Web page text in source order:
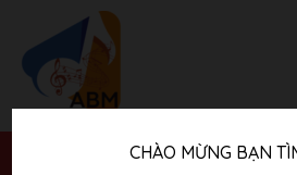
CHÀO MỪNG BẠN